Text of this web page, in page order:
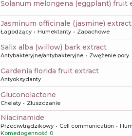
solanum melongena (eggplant) fruit
jasminum officinale (jasmine) extract
Łagodzący Humektanty Zapachowe
salix alba (willow) bark extract
Antybakteryjne/antybakteryjne Zwężenie pory
gardenia florida fruit extract
Antyoksydanty
gluconolactone
Chelaty Złuszczanie
niacinamide
Przeciwtrądzikowy Cell communication
Komedogenność: 0